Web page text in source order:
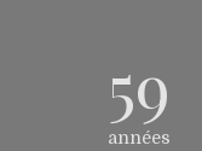
59
années